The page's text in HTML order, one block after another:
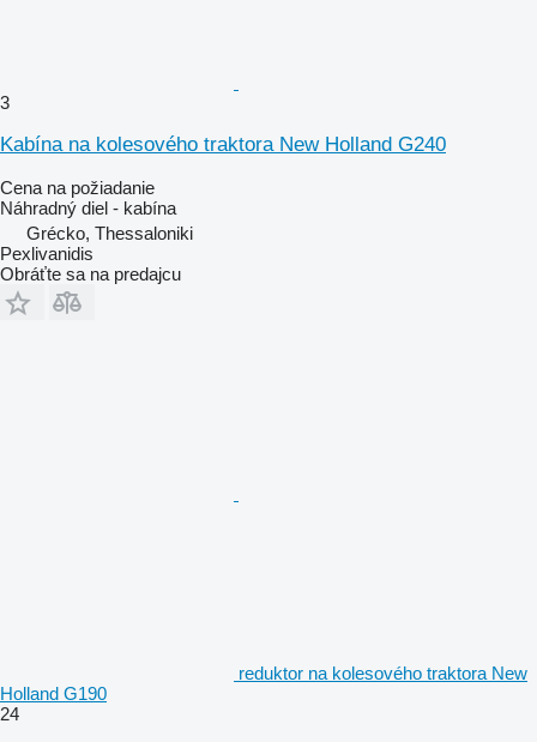
3
Kabína na kolesového traktora New Holland G240
Cena na požiadanie
Náhradný diel - kabína
Grécko, Thessaloniki
Pexlivanidis
Obráťte sa na predajcu
reduktor na kolesového traktora New
Holland G190
24